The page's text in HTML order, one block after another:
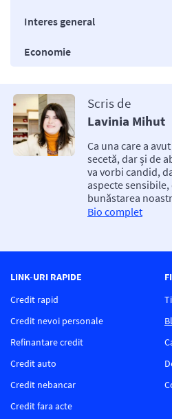
Interes general
Economie
Scris de
Lavinia Mihut
Ca una care a
secetă, dar și de
va vorbi candid,
aspecte
bunăstarea
Bio complet
LINK-URI RAPIDE
Credit rapid
Credit nevoi personale
Refinantare credit
Credit auto
Credit nebancar
Credit fara acte